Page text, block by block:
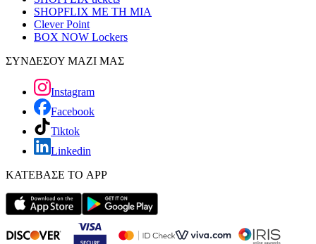
SHOPFLIX ΜΕ ΤΗ ΜΙΑ
Clever Point
BOX NOW Lockers
ΣΥΝΔΕΣΟΥ ΜΑΖΙ ΜΑΣ
Instagram
Facebook
Tiktok
Linkedin
ΚΑΤΕΒΑΣΕ ΤΟ APP